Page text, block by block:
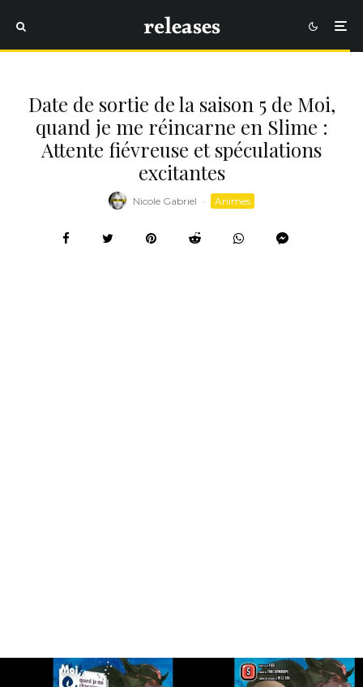
Date de sortie de la saison 5 de Moi,
quand je me réincarne en Slime :
Attente fiévreuse et spéculations
excitantes
Nicole Gabriel · Animes